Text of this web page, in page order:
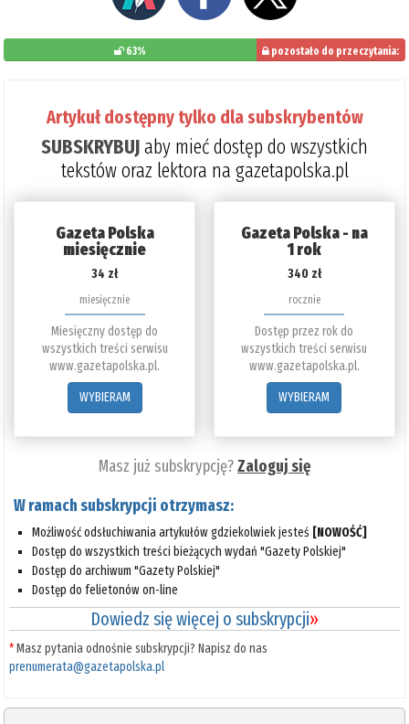
63%
pozostało do przeczytania:
Artykuł dostępny tylko dla subskrybentów
SUBSKRYBUJaby mieć dostęp do wszystkich
tekstów oraz lektora na gazetapolska.pl
Gazeta Polska
miesięcznie
34 zł
miesięcznie
Miesięczny dostęp do
wszystkich treści serwisu
www.gazetapolska.pl.
WYBIERAM
Gazeta Polska - na
1 rok
340 zł
rocznie
Dostęp przez rok do
wszystkich treści serwisu
www.gazetapolska.pl.
WYBIERAM
Masz już subskrypcję?Zaloguj się
W ramach subskrypcji otrzymasz:
Możliwość odsłuchiwania artykułów gdziekolwiek jesteś [NOWOŚĆ]
Dostęp do wszystkich treści bieżących wydań "Gazety Polskiej"
Dostęp do archiwum "Gazety Polskiej"
Dostęp do felietonów on-line
Dowiedz się więcej o subskrypcji»
*Masz pytania odnośnie subskrypcji? Napisz do nas
prenumerata@gazetapolska.pl